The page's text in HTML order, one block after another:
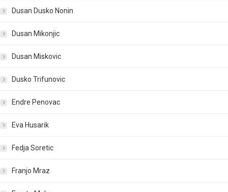
Dusan Dusko Nonin
Dusan Mikonjic
Dusan Miskovic
Dusko Trifunovic
Endre Penovac
Eva Husarik
Fedja Soretic
Franjo Mraz